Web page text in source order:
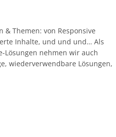
Themen: von Responsive
Inhalte, und und und… Als
Lösungen nehmen wir auch
wiederverwendbare Lösungen,